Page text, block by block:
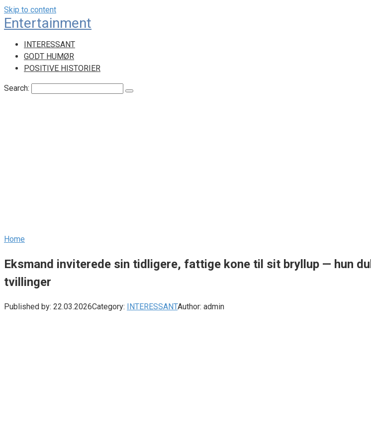
Skip to content
Entertainment
INTERESSANT
GODT HUMØR
POSITIVE HISTORIER
Search:
Home
Eksmand inviterede sin tidligere, fattige kone til sit bryllup — hun
tvillinger
Published by: 22.03.2026Category: INTERESSANTAuthor: admin